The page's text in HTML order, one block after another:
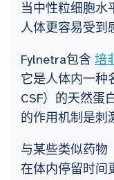
当中性粒细胞水
人体更容易受到
Fylnetra包含 培
它是人体内一种
CSF）的天然蛋
的作用机制是刺
与某些类似药物
在体内停留时间